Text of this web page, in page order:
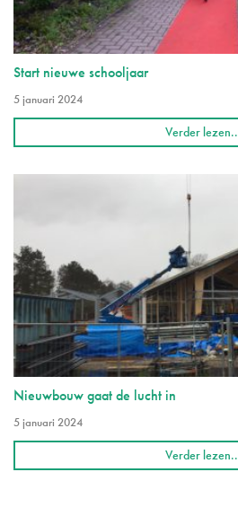
Start nieuwe schooljaar
5 januari 2024
Verder lezen..
Nieuwbouw gaat de lucht in
5 januari 2024
Verder lezen..